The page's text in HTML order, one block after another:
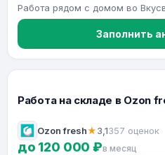
Работа рядом с домом во
Заполнить
Работа на складе в Ozon
Ozon fresh★3,1357 оценок
до 120 000 ₽в месяц